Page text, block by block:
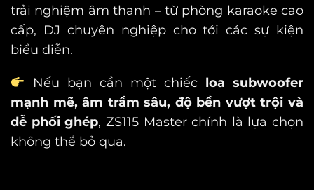
trải nghiệm âm thanh – từ phòng karaoke cao
cấp, DJ chuyên nghiệp cho tới các sự kiện
biểu diễn.
Nếu bạn cần một chiếc loa subwoofer
mạnh mẽ, âm trầm sâu, độ bền vượt trội và
dễ phối ghép, ZS115 Master chính là lựa chọn
không thể bỏ qua.